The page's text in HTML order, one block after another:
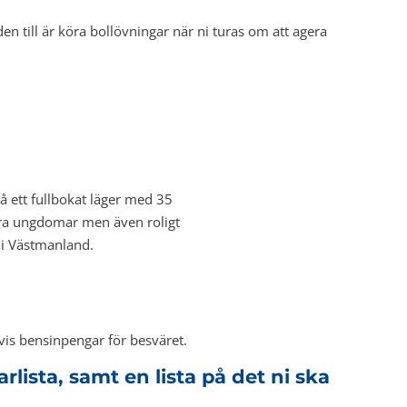
till är köra bollövningar när ni turas om att agera
ett fullbokat läger med 35
ungdomar men även roligt
Västmanland.
bensinpengar för besväret.
samt en lista på det ni ska